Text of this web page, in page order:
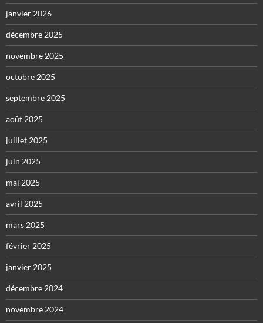
janvier 2026
décembre 2025
novembre 2025
octobre 2025
septembre 2025
août 2025
juillet 2025
juin 2025
mai 2025
avril 2025
mars 2025
février 2025
janvier 2025
décembre 2024
novembre 2024